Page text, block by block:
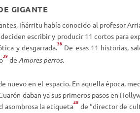
GIGANTE
Iñárritu había conocido al profesor
escribir y producir 11 cortos para
y desgarrada.38 De esas 11 historias,
39 de Amores perros.
nuevo en el espacio. En aquella época,
daban ya sus primeros pasos en
asombrosa la etiqueta40 de “director de